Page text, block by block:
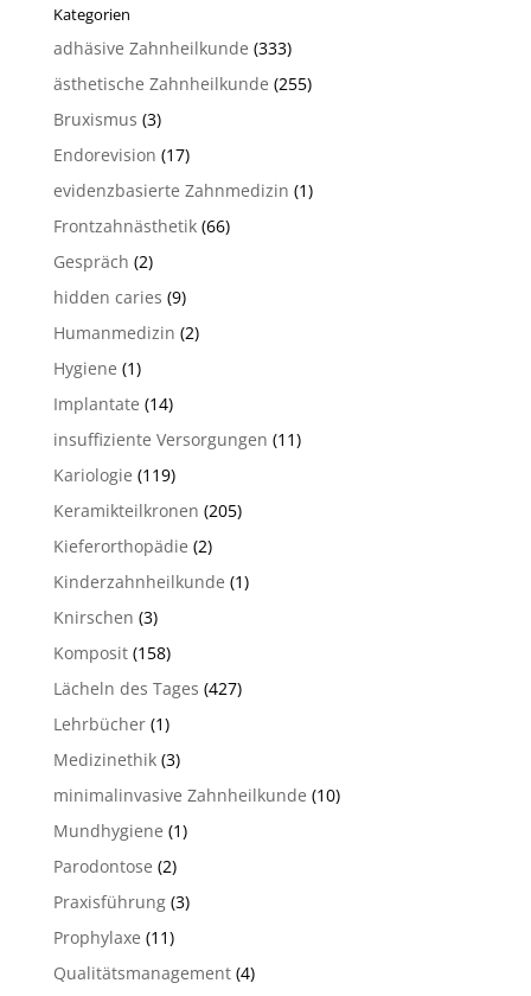
Kategorien
adhäsive Zahnheilkunde (333)
ästhetische Zahnheilkunde (255)
Bruxismus (3)
Endorevision (17)
evidenzbasierte Zahnmedizin (1)
Frontzahnästhetik(66)
Gespräch (2)
hidden caries (9)
Humanmedizin (2)
Hygiene (1)
Implantate (14)
insuffiziente Versorgungen (11)
Kariologie (119)
Keramikteilkronen (205)
Kieferorthopädie (2)
Kinderzahnheilkunde (1)
Knirschen (3)
Komposit(158)
Lächeln des Tages (427)
Lehrbücher(1)
Medizinethik(3)
minimalinvasive Zahnheilkunde (10)
Mundhygiene (1)
Parodontose (2)
Praxisführung(3)
Prophylaxe (11)
Qualitätsmanagement(4)